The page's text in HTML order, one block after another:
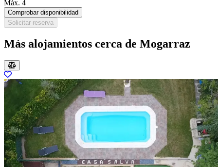
Máx. 4
Comprobar disponibilidad
Solicitar reserva
Más alojamientos cerca de Mogarraz